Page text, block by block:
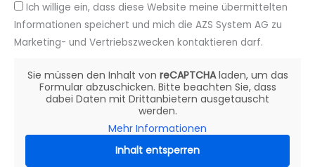
Ich willige ein, dass diese Website meine übermittelten
Informationen speichert und mich die AZS System AG zu
Marketing- und Vertriebszwecken kontaktieren darf.
Sie müssen den Inhalt von reCAPTCHAladen, um das
Formular abzuschicken. Bitte beachten Sie, dass
dabei Daten mit Drittanbietern ausgetauscht
werden.
Mehr Informationen
Inhalt entsperren